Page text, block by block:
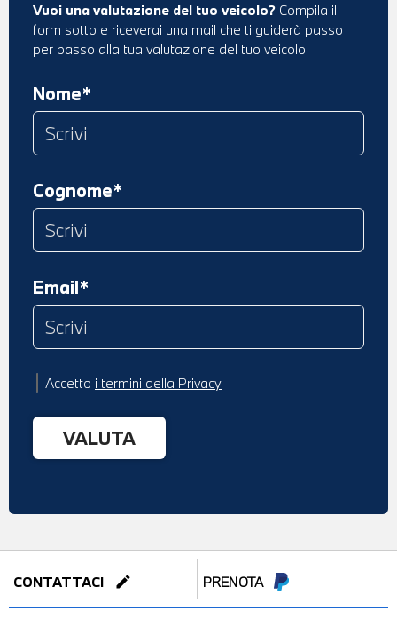
Vuoi una valutazione del tuo veicolo? Compila il
form sotto e riceverai una mail che ti guiderà passo
per passo alla tua valutazione del tuo veicolo.
Nome*
Cognome*
Email*
Accetto i termini della Privacy
CONTATTACI edit PRENOTA